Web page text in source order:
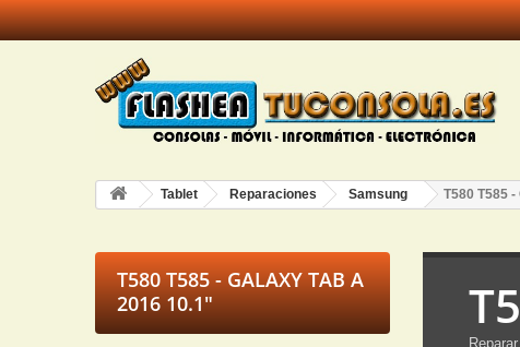
Tablet Reparaciones Samsung T580 T585
T580 T585 - GALAXY TAB A
2016 10.1"